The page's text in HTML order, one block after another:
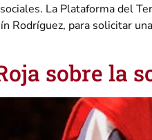
La Plataforma del
Rodríguez, para solicitar
sobre la